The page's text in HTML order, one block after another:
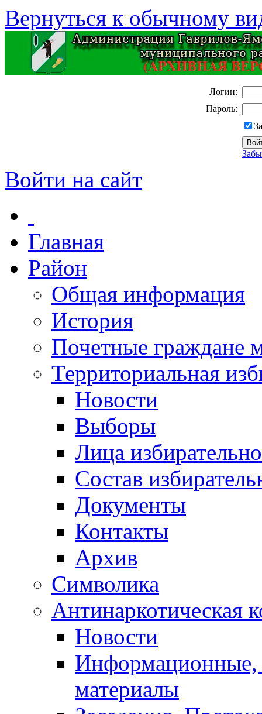
Вернуться к обычному
Логин:
Пароль:
Войти на сайт
Главная
Район
Общая информация
История
Почетные граждане
Территориальная
Новости
Выборы
Лица
Состав
Документы
Контакты
Архив
Символика
Антинаркотическая
Новости
Информационные,
материалы